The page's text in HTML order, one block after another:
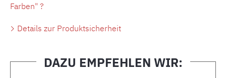
Farben" ?
Details zur Produktsicherheit
DAZU EMPFEHLEN WIR: